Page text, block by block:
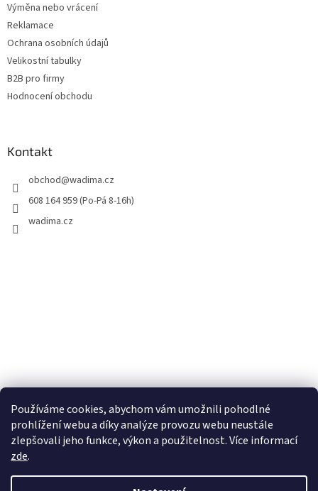
Používáme cookies, abychom vám umožnili pohodlné
prohlížení webu a díky analýze provozu webu neustále
zlepšovali jeho funkce, výkon a použitelnost. Více informací
zde.
Výměna nebo vrácení
Reklamace
Ochrana osobních údajů
Velikostní tabulky
B2B pro firmy
Hodnocení obchodu
Kontakt
obchod@wadima.cz
608 164 959 (Po-Pá 8-16h)
wadima.cz